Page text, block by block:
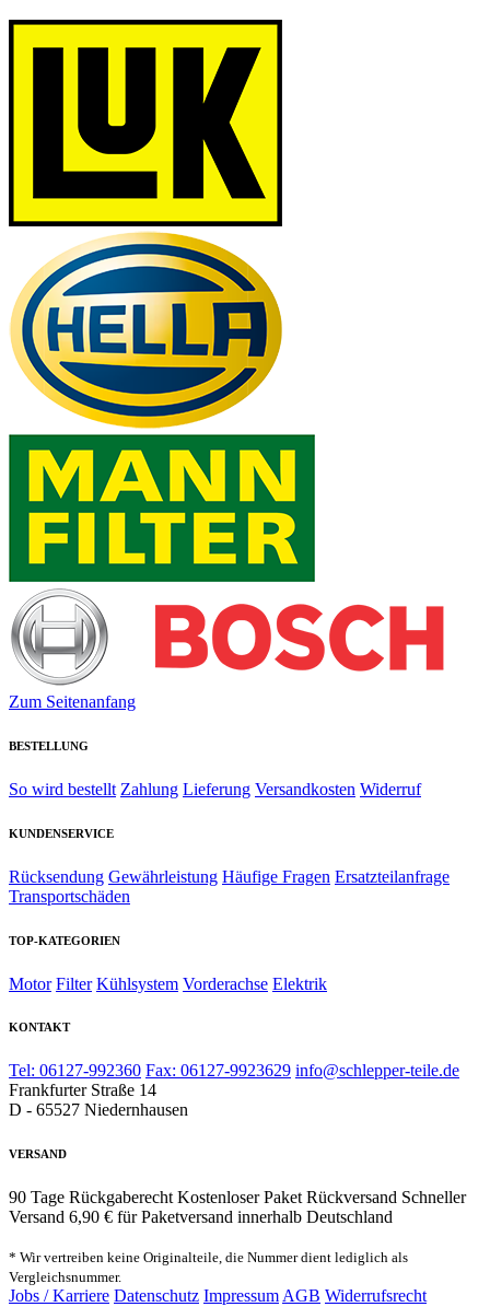
Zum Seitenanfang
BESTELLUNG
So wird bestellt Zahlung Lieferung Versandkosten Widerruf
KUNDENSERVICE
Rücksendung Gewährleistung Häufige Fragen Ersatzteilanfrage
Transportschäden
TOP-KATEGORIEN
Motor Filter Kühlsystem Vorderachse Elektrik
KONTAKT
Tel: 06127-992360 Fax: 06127-9923629 info@schlepper-teile.de
Frankfurter Straße 14
D - 65527 Niedernhausen
VERSAND
90 Tage Rückgaberecht Kostenloser Paket Rückversand Schneller
Versand 6,90 € für Paketversand innerhalb Deutschland
* Wir vertreiben keine Originalteile, die Nummer dient lediglich als
Vergleichsnummer.
Jobs / Karriere Datenschutz Impressum AGB Widerrufsrecht